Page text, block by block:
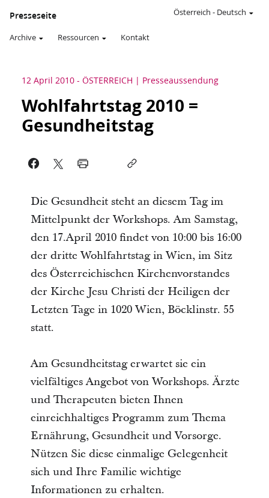
Presseseite
Archive Ressourcen Kontakt
Österreich - Deutsch
12 April 2010 - ÖSTERREICH Presseaussendung
Wohlfahrtstag 2010 =
Gesundheitstag
Die Gesundheit steht an diesem Tag im
Mittelpunkt der Workshops. Am Samstag,
den 17.April 2010 findet von 10:00 bis 16:00
der dritte Wohlfahrtstag in Wien, im Sitz
des Österreichischen Kirchenvorstandes
der Kirche Jesu Christi der Heiligen der
Letzten Tage in 1020 Wien, Böcklinstr. 55
statt.
Am Gesundheitstag erwartet sie ein
vielfältiges Angebot von Workshops. Ärzte
und Therapeuten bieten Ihnen
einreichhaltiges Programm zum Thema
Ernährung, Gesundheit und Vorsorge.
Nützen Sie diese einmalige Gelegenheit
sich und Ihre Familie wichtige
Informationen zu erhalten.